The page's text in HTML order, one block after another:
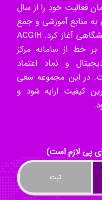
Mohammad
Tavan
kimiya zirakpoor
فعالیت خود را از سال
به منابع آموزشی و جمع
آوری کلیه مقالات و جزوات دانشگاهی آغاز کرد. ACGIH
خط از سامانه مرکز
و نماد اعتماد
در این مجموعه سعی
کیفیت ارایه شود و
پی لازم است)